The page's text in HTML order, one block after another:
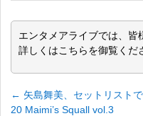
エンタメアライブでは、皆
詳しくはこちらを御覧くだ
← 矢島舞美、セットリスト
20 Maimi’s Squall vol.3